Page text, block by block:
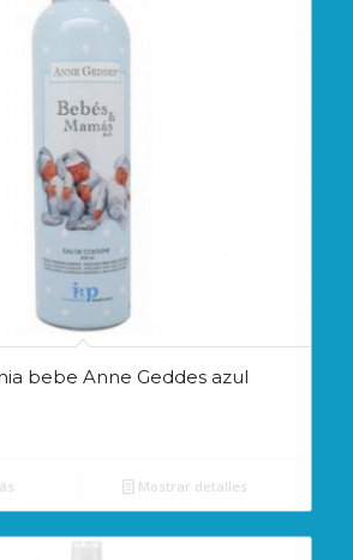
bebe Anne Geddes azul
Mostrar detalles